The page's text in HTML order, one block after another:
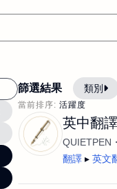
篩選結果 類別
當前排序: 活躍度
翻譯 行銷
影片剪輯
設計插畫
pt副業
英中翻
QUIETPEN
翻譯
英文